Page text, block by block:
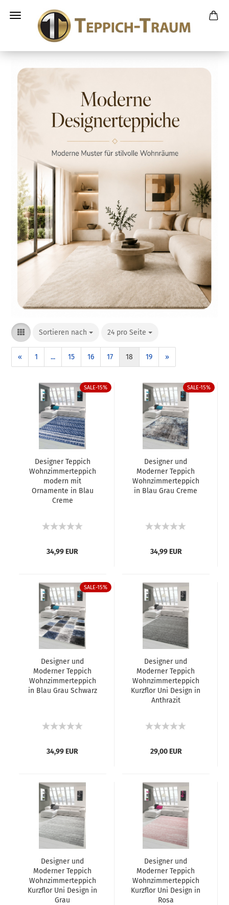
Sortieren nach 24 pro Seite
« 1 ... 15 16 17 18 19 »
SALE-15%
Designer Teppich
Wohnzimmerteppich
modern mit
Ornamente in Blau
Creme
34,99 EUR
SALE-15%
Designer und
Moderner Teppich
Wohnzimmerteppich
in Blau Grau Creme
34,99 EUR
SALE-15%
Designer und
Moderner Teppich
Wohnzimmerteppich
in Blau Grau Schwarz
34,99 EUR
Designer und
Moderner Teppich
Wohnzimmerteppich
Kurzflor Uni Design in
Anthrazit
29,00 EUR
Designer und
Moderner Teppich
Wohnzimmerteppich
Kurzflor Uni Design in
Grau
Designer und
Moderner Teppich
Wohnzimmerteppich
Kurzflor Uni Design in
Rosa